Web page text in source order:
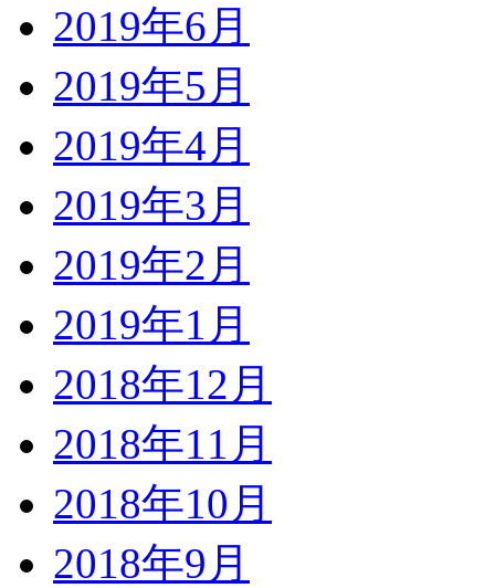
2019年6月
2019年5月
2019年4月
2019年3月
2019年2月
2019年1月
2018年12月
2018年11月
2018年10月
2018年9月